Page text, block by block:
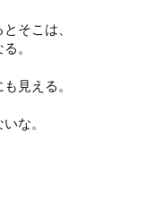
そこは、
。
見える。
な。